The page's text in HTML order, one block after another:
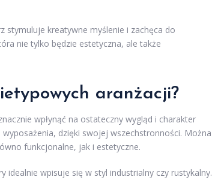
stymuluje kreatywne myślenie i zachęca do
nie tylko będzie estetyczna, ale także
aranżacji?
wpłynąć na ostateczny wygląd i charakter
dzięki swojej wszechstronności. Można
funkcjonalne, jak i estetyczne.
wpisuje się w styl industrialny czy rustykalny.